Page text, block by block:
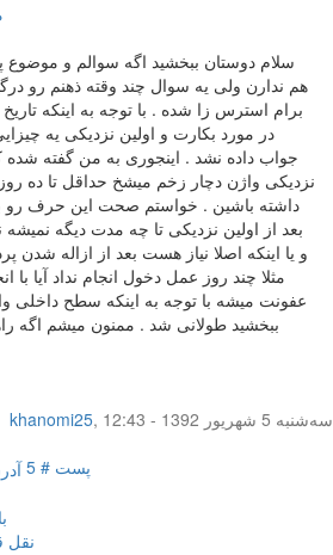
سلام دوستان ببخشید اگه سوالم و موضوع
هم ندارن ولی یه سوال چند وقته ذهنم رو
برام استرس زا شده . با توجه به اینکه
در مورد بکارت و اولین نزدیکی یه
جواب داده نشد . اینجوری به من گفته شده
نزدیکی واژن دچار زخم میشخ حداقل تا ده روز
داشته باشین . خواستم صحت این حرف رو
بعد از اولین نزدیکی تا چه مدت دیگه
و یا اینکه اصلا نیاز هست بعد از ازاله شدن
مثلا چند روز عمل دخول انجام نداد آیا با
عفونت میشه با توجه به اینکه سطح داخلی
ببخشید طولانی شد . ممنون میشم اگه
khanomi25,
سه‌شنبه 5 شهریور 1392 - 12:43
پست # 5
نقل